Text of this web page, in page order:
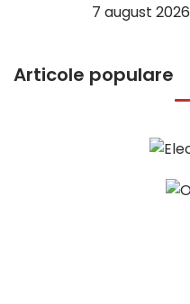
7 august 2026
Articole populare